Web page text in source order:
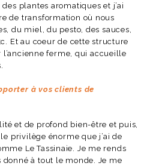
plantes aromatiques et j’ai
de transformation où nous
du miel, du pesto, des sauces,
Et au coeur de cette structure
l’ancienne ferme, qui accueille
à vos clients de
et de profond bien-être et puis,
privilège énorme que j’ai de
Le Tassinaie. Je me rends
donné à tout le monde. Je me